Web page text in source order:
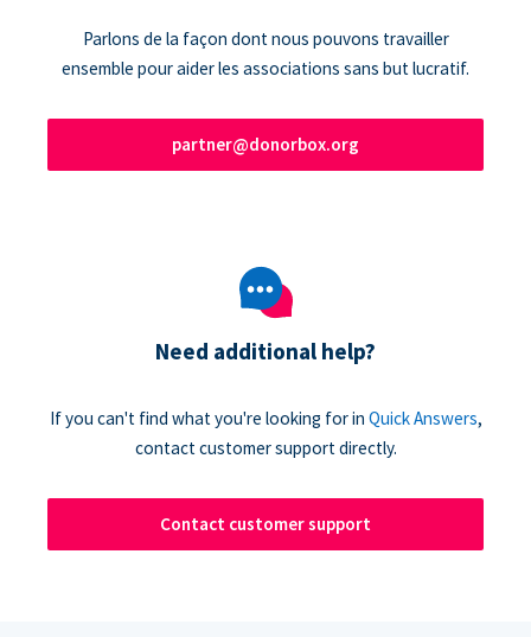
Parlons de la façon dont nous pouvons travailler
ensemble pour aider les associations sans but lucratif.
partner@donorbox.org
Need additional help?
If you can't find what you're looking for in Quick Answers,
contact customer support directly.
Contact customer support